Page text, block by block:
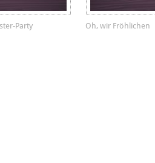
Party Oh, wir Fröhlichen